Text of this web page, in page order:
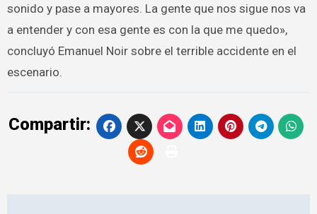
sonido y pase a mayores. La gente que nos sigue nos va
a entender y con esa gente es con la que me quedo»,
concluyó Emanuel Noir sobre el terrible accidente en el
escenario.
Compartir: